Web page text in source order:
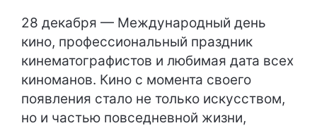
28 декабря — Международный день
кино, профессиональный праздник
кинематографистов и любимая дата всех
киноманов. Кино с момента своего
появления стало не только искусством,
но и частью повседневной жизни,